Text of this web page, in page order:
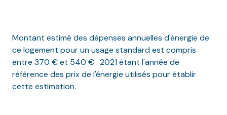
Montant estimé des dépenses annuelles d'énergie de
ce logement pour un usage standard est compris
entre 370 € et 540 € . 2021 étant l'année de
référence des prix de l'énergie utilisés pour établir
cette estimation.